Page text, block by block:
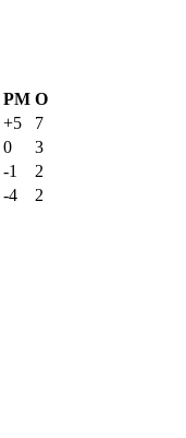
РМ О
+5
7
0
3
-1
2
-4
2